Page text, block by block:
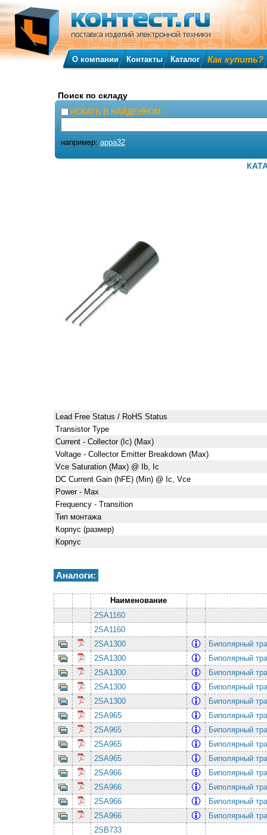
Lead Free Status / RoHS Status
Transistor Type
Current - Collector (Ic) (Max)
Voltage - Collector Emitter Breakdown (Max)
Vce Saturation (Max) @ Ib, Ic
DC Current Gain (hFE) (Min) @ Ic, Vce
Power - Max
Frequency - Transition
Тип монтажа
Корпус (размер)
Корпус
Аналоги:
Наименование
2SA1160
2SA1160
2SA1300
Биполярный
2SA1300
Биполярный
2SA1300
Биполярный
2SA1300
Биполярный
2SA1300
Биполярный
2SA965
Биполярный
2SA965
Биполярный
2SA965
Биполярный
2SA965
Биполярный
2SA966
Биполярный
2SA966
Биполярный
2SA966
Биполярный
2SA966
Биполярный
2SB733
О компании Контакты Каталог Как купить?
Поиск по складу
ИСКАТЬ В НАЙДЕННОМ
например: appa32